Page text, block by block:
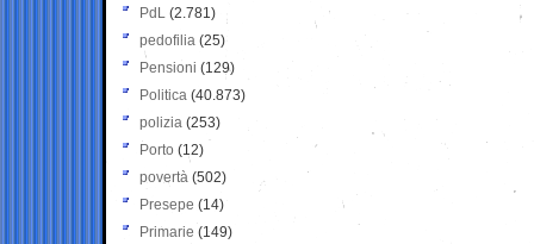
PdL (2.781)
pedofilia (25)
Pensioni (129)
Politica (40.873)
polizia (253)
Porto (12)
povertà (502)
Presepe (14)
Primarie (149)